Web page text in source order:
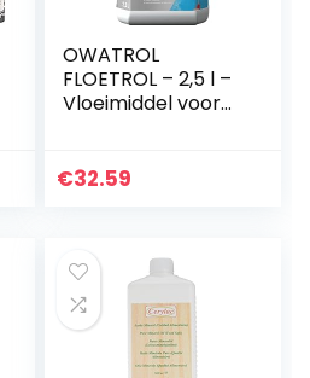
OWATROL
FLOETROL – 2,5 l –
Vloeimiddel voor
acrylverf binnen
€32.59